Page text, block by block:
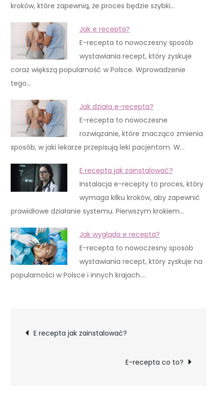
kroków, które zapewnią, że proces będzie szybki…
Jak e recepta?
E-recepta to nowoczesny sposób
wystawiania recept, który zyskuje
coraz większą popularność w Polsce. Wprowadzenie
tego…
Jak działa e-recepta?
E-recepta to nowoczesne
rozwiązanie, które znacząco zmienia
sposób, w jaki lekarze przepisują leki pacjentom. W…
E recepta jak zainstalować?
Instalacja e-recepty to proces, który
wymaga kilku kroków, aby zapewnić
prawidłowe działanie systemu. Pierwszym krokiem…
Jak wygląda e recepta?
E-recepta to nowoczesny sposób
wystawiania recept, który zyskuje na
popularności w Polsce i innych krajach.…
Nawigacja
E recepta jak zainstalować?
E-recepta co to?